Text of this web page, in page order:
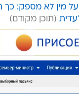
מין לא מספק: כך